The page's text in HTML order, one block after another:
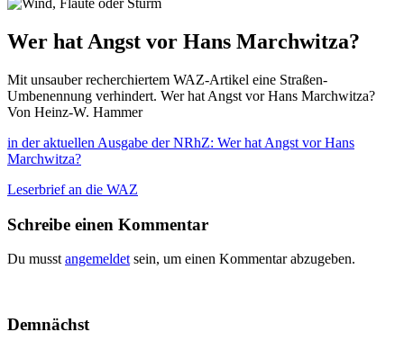
Wer hat Angst vor Hans Marchwitza?
Mit unsauber recherchiertem WAZ-Artikel eine Straßen-
Umbenennung verhindert. Wer hat Angst vor Hans Marchwitza?
Von Heinz-W. Hammer
in der aktuellen Ausgabe der NRhZ: Wer hat Angst vor Hans
Marchwitza?
Leserbrief an die WAZ
Schreibe einen Kommentar
Du musst angemeldet sein, um einen Kommentar abzugeben.
Demnächst